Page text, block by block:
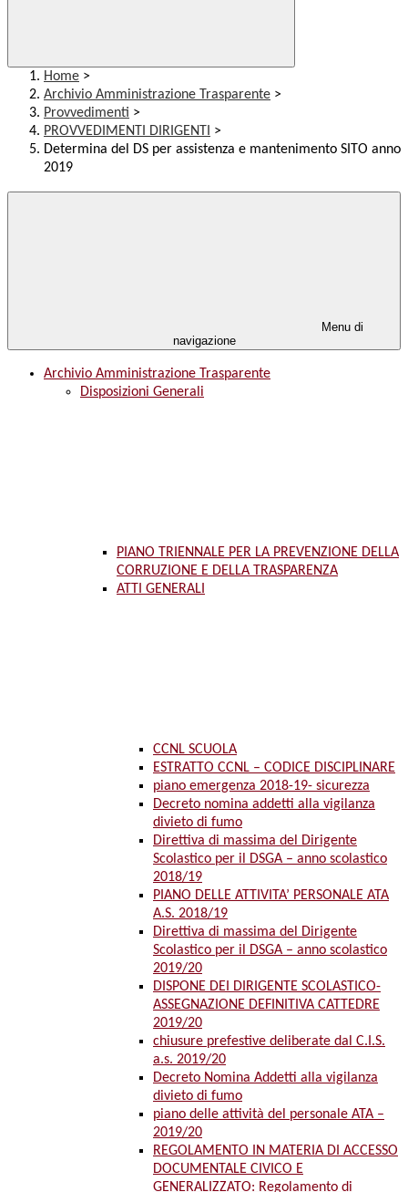
Home >
Archivio Amministrazione Trasparente >
Provvedimenti >
PROVVEDIMENTI DIRIGENTI >
Determina del DS per assistenza e mantenimento SITO anno
2019
Menu di
navigazione
Archivio Amministrazione Trasparente
Disposizioni Generali
PIANO TRIENNALE PER LA PREVENZIONE DELLA
CORRUZIONE E DELLA TRASPARENZA
ATTI GENERALI
CCNL SCUOLA
ESTRATTO CCNL – CODICE DISCIPLINARE
piano emergenza 2018-19- sicurezza
Decreto nomina addetti alla vigilanza
divieto di fumo
Direttiva di massima del Dirigente
Scolastico per il DSGA – anno scolastico
2018/19
PIANO DELLE ATTIVITA’ PERSONALE ATA
A.S. 2018/19
Direttiva di massima del Dirigente
Scolastico per il DSGA – anno scolastico
2019/20
DISPONE DEI DIRIGENTE SCOLASTICO-
ASSEGNAZIONE DEFINITIVA CATTEDRE
2019/20
chiusure prefestive deliberate dal C.I.S.
a.s. 2019/20
Decreto Nomina Addetti alla vigilanza
divieto di fumo
piano delle attività del personale ATA –
2019/20
REGOLAMENTO IN MATERIA DI ACCESSO
DOCUMENTALE CIVICO E
GENERALIZZATO: Regolamento di